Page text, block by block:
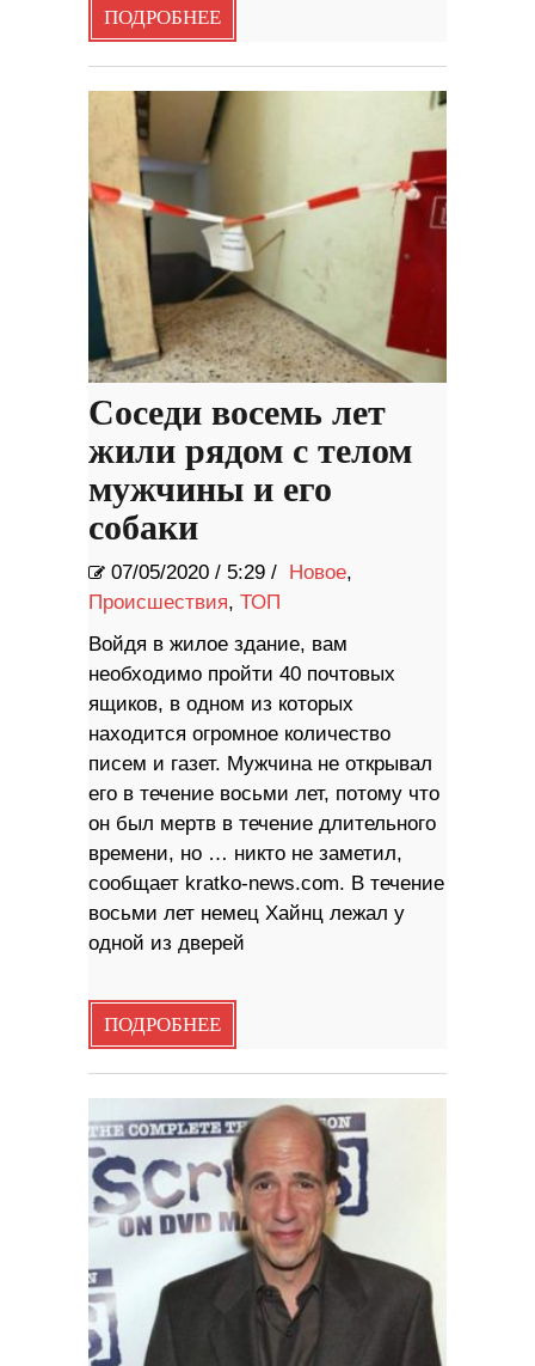
ПОДРОБНЕЕ
Соседи восемь лет
жили рядом с телом
мужчины и его
собаки
07/05/2020 / 5:29 / Новое,
Происшествия, ТОП
Войдя в жилое здание, вам
необходимо пройти 40 почтовых
ящиков, в одном из которых
находится огромное количество
писем и газет. Мужчина не открывал
его в течение восьми лет, потому что
он был мертв в течение длительного
времени, но … никто не заметил,
сообщает kratko-news.com. В течение
восьми лет немец Хайнц лежал у
одной из дверей
ПОДРОБНЕЕ